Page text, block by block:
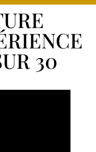
30